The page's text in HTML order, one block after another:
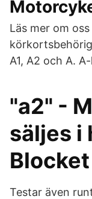
Läs mer om
A1, A2 och A.
"a2" -
säljes i
Blocket
Testar även